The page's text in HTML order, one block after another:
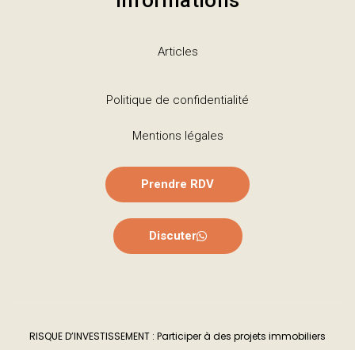
Articles
Politique de confidentialité
Mentions légales
Prendre RDV
Discuter
RISQUE D’INVESTISSEMENT : Participer à des projets immobiliers